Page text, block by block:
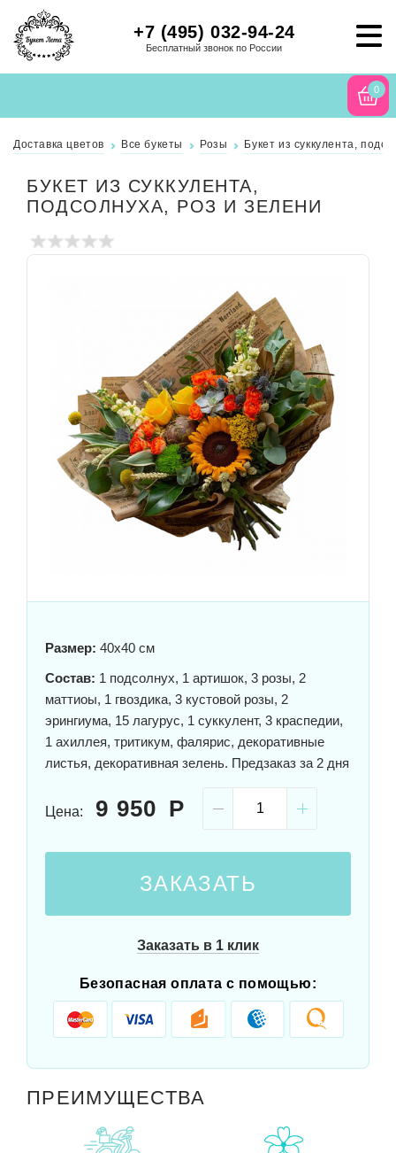
+7 (495) 032-94-24
Бесплатный звонок по России
0
Доставка цветов Все букеты Розы Букет из суккулента,
БУКЕТ ИЗ СУККУЛЕНТА,
ПОДСОЛНУХА, РОЗ И ЗЕЛЕНИ
Размер: 40x40 см
Состав: 1 подсолнух, 1 артишок, 3 розы, 2
маттиоы, 1 гвоздика, 3 кустовой розы, 2
эрингиума, 15 лагурус, 1 суккулент, 3 краспедии,
1 ахиллея, тритикум, фалярис, декоративные
листья, декоративная зелень. Предзаказ за 2 дня
Цена: 9 950
ЗАКАЗАТЬ
Заказать в 1 клик
Безопасная оплата с помощью:
ПРЕИМУЩЕСТВА